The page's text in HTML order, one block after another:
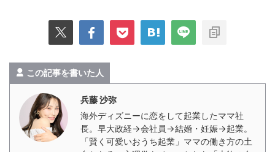
この記事を書いた人
兵藤 沙弥
海外ディズニーに恋をして起業したママ社
長。早大政経→会社員→結婚・妊娠→起業。
「賢く可愛いおうち起業」ママの働き方の土